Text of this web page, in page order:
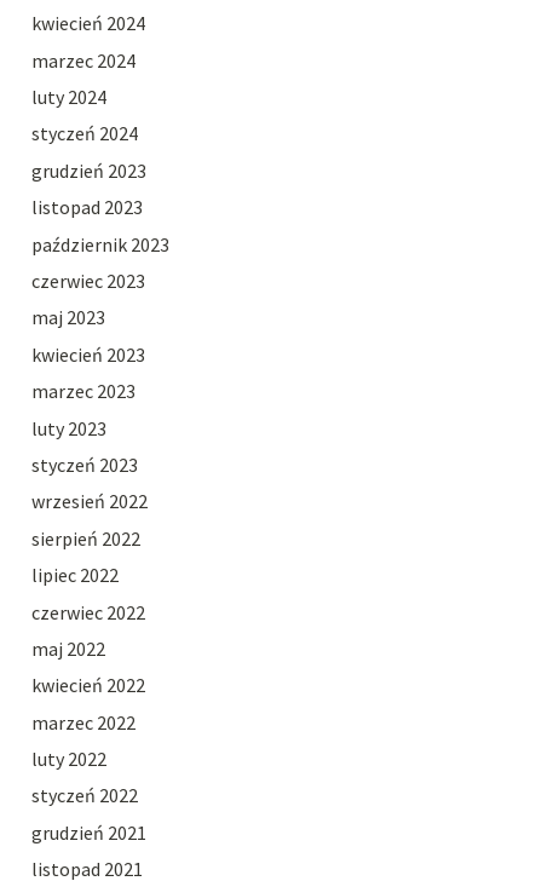
kwiecień 2024
marzec 2024
luty 2024
styczeń 2024
grudzień 2023
listopad 2023
październik 2023
czerwiec 2023
maj 2023
kwiecień 2023
marzec 2023
luty 2023
styczeń 2023
wrzesień 2022
sierpień 2022
lipiec 2022
czerwiec 2022
maj 2022
kwiecień 2022
marzec 2022
luty 2022
styczeń 2022
grudzień 2021
listopad 2021